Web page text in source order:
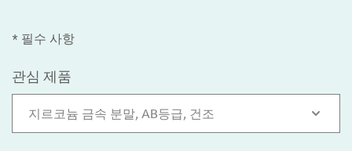
* 필수 사항
관심 제품
지르코늄 금속 분말, AB등급, 건조